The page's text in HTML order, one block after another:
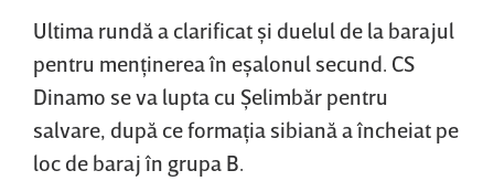
Ultima rundă a clarificat şi duelul de la barajul
pentru menţinerea în eşalonul secund. CS
Dinamo se va lupta cu Şelimbăr pentru
salvare, după ce formaţia sibiană a încheiat pe
loc de baraj în grupa B.